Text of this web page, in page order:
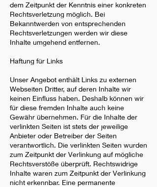
dem Zeitpunkt der Kenntnis einer konkreten
Rechtsverletzung möglich. Bei
Bekanntwerden von entsprechenden
Rechtsverletzungen werden wir diese
Inhalte umgehend entfernen.
Haftung für Links
Unser Angebot enthält Links zu externen
Webseiten Dritter, auf deren Inhalte wir
keinen Einfluss haben. Deshalb können wir
für diese fremden Inhalte auch keine
Gewähr übernehmen. Für die Inhalte der
verlinkten Seiten ist stets der jeweilige
Anbieter oder Betreiber der Seiten
verantwortlich. Die verlinkten Seiten wurden
zum Zeitpunkt der Verlinkung auf mögliche
Rechtsverstöße überprüft. Rechtswidrige
Inhalte waren zum Zeitpunkt der Verlinkung
nicht erkennbar. Eine permanente